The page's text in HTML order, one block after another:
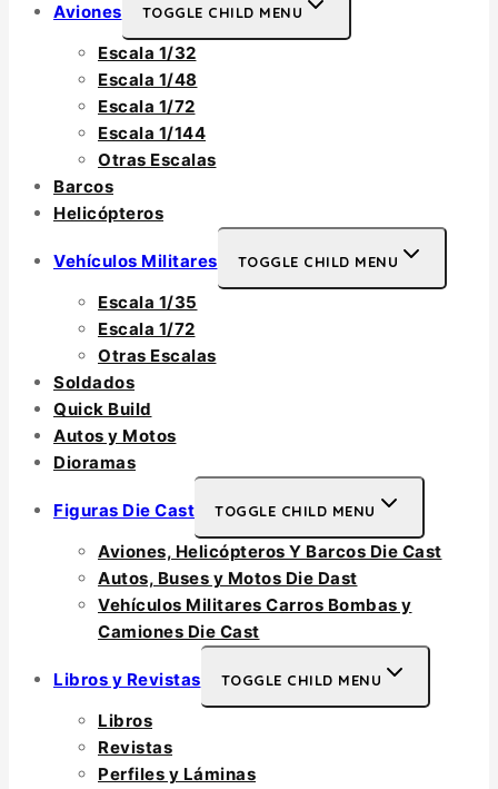
Aviones TOGGLE CHILD MENU
Escala 1/32
Escala 1/48
Escala 1/72
Escala 1/144
Otras Escalas
Barcos
Helicópteros
Vehículos Militares TOGGLE CHILD MENU
Escala 1/35
Escala 1/72
Otras Escalas
Soldados
Quick Build
Autos y Motos
Dioramas
Figuras Die Cast TOGGLE CHILD MENU
Aviones, Helicópteros Y Barcos Die Cast
Autos, Buses y Motos Die Dast
Vehículos Militares Carros Bombas y
Camiones Die Cast
Libros y Revistas TOGGLE CHILD MENU
Libros
Revistas
Perfiles y Láminas